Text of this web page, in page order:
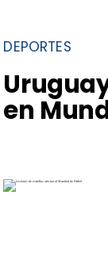
DEPORTES
en